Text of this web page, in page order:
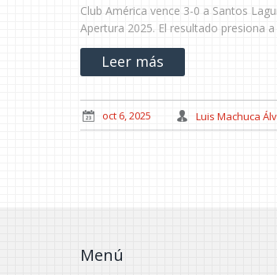
Club América vence 3-0 a Santos
Apertura 2025. El resultado presiona
Leer más
oct 6, 2025 Luis Machuca
Menú